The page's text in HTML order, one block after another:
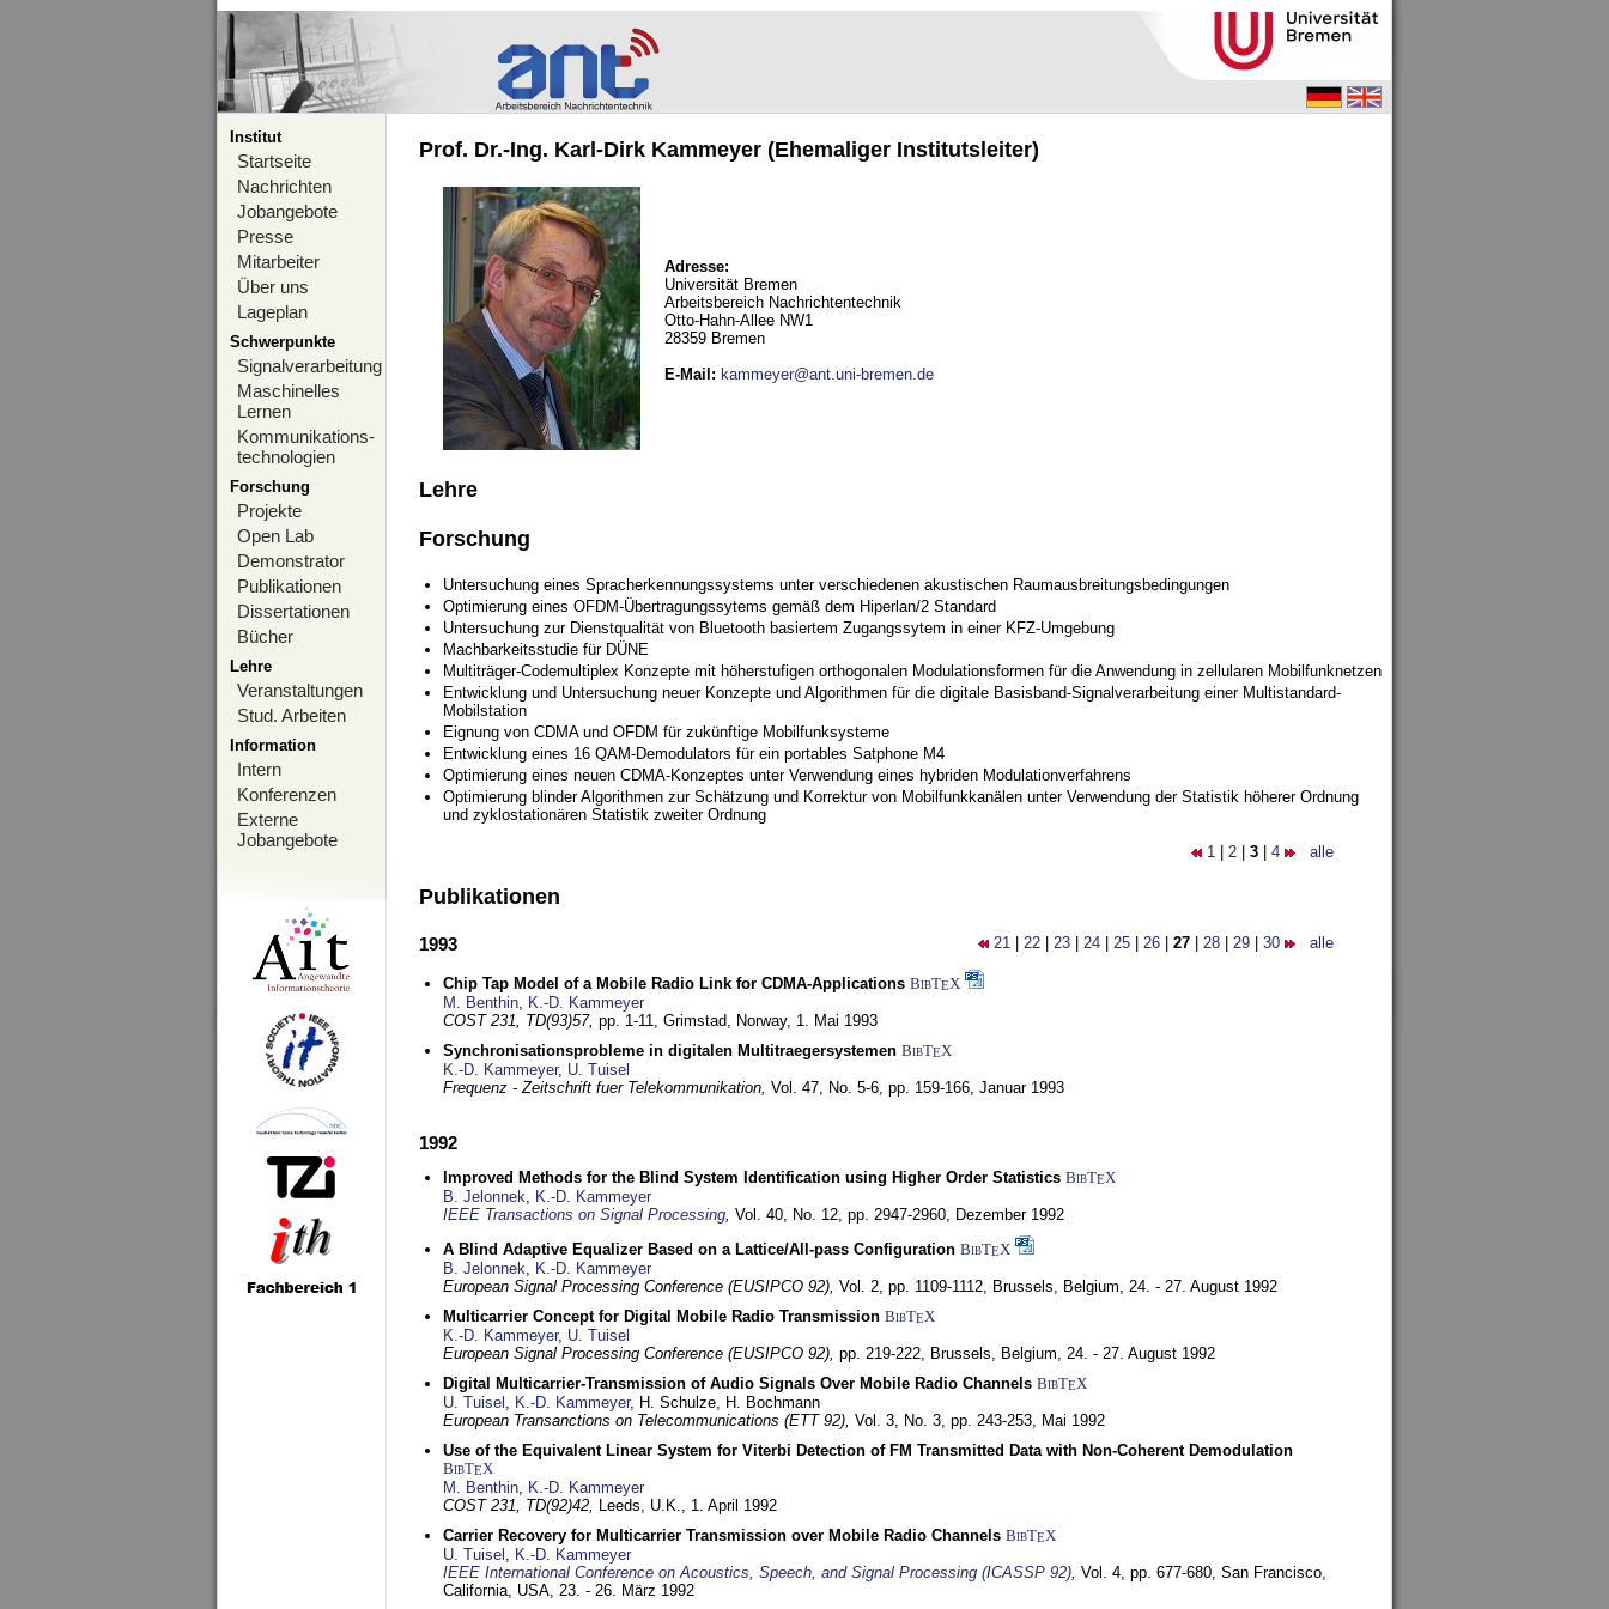
Institut
Startseite
Nachrichten
Jobangebote
Presse
Mitarbeiter
Über uns
Lageplan
Schwerpunkte
Signalverarbeitung
Maschinelles
Lernen
Kommunikations-
technologien
Forschung
Projekte
Open Lab
Demonstrator
Publikationen
Dissertationen
Bücher
Lehre
Veranstaltungen
Stud. Arbeiten
Information
Intern
Konferenzen
Externe
Jobangebote
Prof. Dr.-Ing. Karl-Dirk Kammeyer (Ehemaliger Institutsleiter)
Adresse:
Universität Bremen
Arbeitsbereich Nachrichtentechnik
Otto-Hahn-Allee NW1
28359 Bremen
E-Mail : kammeyer@ant.uni-bremen.de
Lehre
Forschung
Untersuchung eines Spracherkennungssystems unter verschiedenen akustischen Raumausbreitungsbedingungen
Optimierung eines OFDM-Übertragungssytems gemäß dem Hiperlan/2 Standard
Untersuchung zur Dienstqualität von Bluetooth basiertem Zugangssytem in einer KFZ-Umgebung
Machbarkeitsstudie für DÜNE
Multiträger-Codemultiplex Konzepte mit höherstufigen orthogonalen Modulationsformen für die Anwendung in zellularen Mobilfunknetzen
Entwicklung und Untersuchung neuer Konzepte und Algorithmen für die digitale Basisband-Signalverarbeitung einer Multistandard-
Mobilstation
Eignung von CDMA und OFDM für zukünftige Mobilfunksysteme
Entwicklung eines 16 QAM-Demodulators für ein portables Satphone M4
Optimierung eines neuen CDMA-Konzeptes unter Verwendung eines hybriden Modulationverfahrens
Optimierung blinder Algorithmen zur Schätzung und Korrektur von Mobilfunkkanälen unter Verwendung der Statistik höherer Ordnung
und zyklostationären Statistik zweiter Ordnung
1 2 3 4 alle
Publikationen
21 22 23 24 25 26 27 28 29 30 alle
1993
Chip Tap Model of a Mobile Radio Link for CDMA-Applications BibTEX
M. Benthin, K.-D. Kammeyer
COST 231, TD(93)57, pp. 1-11, Grimstad, Norway, 1. Mai 1993
Synchronisationsprobleme in digitalen Multitraegersystemen BibTEX
K.-D. Kammeyer, U. Tuisel
Frequenz - Zeitschrift fuer Telekommunikation, Vol. 47, No. 5-6, pp. 159-166, Januar 1993
1992
Improved Methods for the Blind System Identification using Higher Order Statistics BibTEX
B. Jelonnek, K.-D. Kammeyer
IEEE Transactions on Signal Processing, Vol. 40, No. 12, pp. 2947-2960, Dezember 1992
A Blind Adaptive Equalizer Based on a Lattice/All-pass Configuration BibTEX
B. Jelonnek, K.-D. Kammeyer
European Signal Processing Conference (EUSIPCO 92), Vol. 2, pp. 1109-1112, Brussels, Belgium, 24. - 27. August 1992
Multicarrier Concept for Digital Mobile Radio Transmission BibTEX
K.-D. Kammeyer, U. Tuisel
European Signal Processing Conference (EUSIPCO 92), pp. 219-222, Brussels, Belgium, 24. - 27. August 1992
Digital Multicarrier-Transmission of Audio Signals Over Mobile Radio Channels BibTEX
U. Tuisel , K.-D. Kammeyer, H. Schulze, H. Bochmann
European Transanctions on Telecommunications (ETT 92), Vol. 3, No. 3, pp. 243-253, Mai 1992
Use of the Equivalent Linear System for Viterbi Detection of FM Transmitted Data with Non-Coherent Demodulation
BibTEX
M. Benthin, K.-D. Kammeyer
COST 231, TD(92)42, Leeds, U.K., 1. April 1992
Carrier Recovery for Multicarrier Transmission over Mobile Radio Channels BibTEX
U. Tuisel , K.-D. Kammeyer
IEEE International Conference on Acoustics, Speech, and Signal Processing (ICASSP 92), Vol. 4, pp. 677-680, San Francisco,
California, USA, 23. - 26. März 1992